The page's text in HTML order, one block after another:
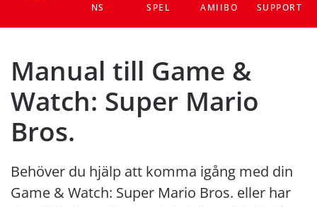
NS
SPEL AMIIBO SUPPORT
Manual till Game &
Watch: Super Mario
Bros.
Behöver du hjälp att komma igång med din
Game & Watch: Super Mario Bros. eller har